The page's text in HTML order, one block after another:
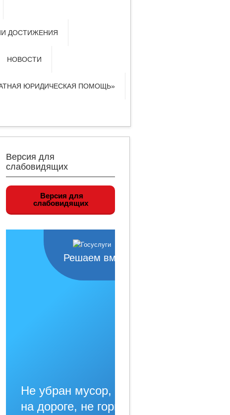
ДОСТИЖЕНИЯ
НОВОСТИ
ЮРИДИЧЕСКАЯ ПОМОЩЬ»
Версия для
слабовидящих
Версия для
слабовидящих
Решаем вместе
Не убран мусор, яма
на дороге, не горит